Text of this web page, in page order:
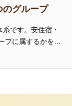
のグループ
です。安住宿・
に属するかを解